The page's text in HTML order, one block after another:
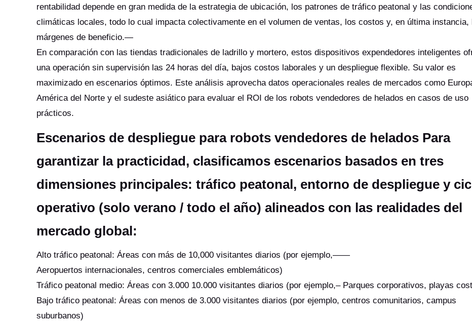
rentabilidad depende en gran medida de la estrategia de ubicación, los patrones de tráfico peatonal y las
climáticas locales, todo lo cual impacta colectivamente en el volumen de ventas, los costos y, en última instancia,
márgenes de beneficio.—
En comparación con las tiendas tradicionales de ladrillo y mortero, estos dispositivos expendedores inteligentes
una operación sin supervisión las 24 horas del día, bajos costos laborales y un despliegue flexible. Su valor es
maximizado en escenarios óptimos. Este análisis aprovecha datos operacionales reales de mercados como
América del Norte y el sudeste asiático para evaluar el ROI de los robots vendedores de helados en casos de uso
prácticos.
Escenarios de despliegue para robots vendedores de helados Para
garantizar la practicidad, clasificamos escenarios basados en tres
dimensiones principales: tráfico peatonal, entorno de despliegue y
operativo (solo verano / todo el año) alineados con las realidades del
mercado global:
Alto tráfico peatonal: Áreas con más de 10,000 visitantes diarios (por ejemplo,——
Aeropuertos internacionales, centros comerciales emblemáticos)
Tráfico peatonal medio: Áreas con 3.000 10.000 visitantes diarios (por ejemplo,– Parques corporativos, playas
Bajo tráfico peatonal: Áreas con menos de 3.000 visitantes diarios (por ejemplo, centros comunitarios, campus
suburbanos)